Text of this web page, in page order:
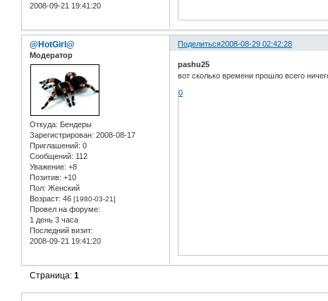
2008-09-21 19:41:20
Поделиться2008-08-29 02:42:28
@HotGirl@
Модератор
Откуда: Бендеры
Зарегистрирован: 2008-08-17
Приглашений: 0
Сообщений: 112
Уважение: +8
Позитив: +10
Пол: Женский
Возраст: 46 [1980-03-21]
Провел на форуме:
1 день 3 часа
Последний визит:
2008-09-21 19:41:20
pashu25
вот сколько времени прошло всего
0
Страница:1